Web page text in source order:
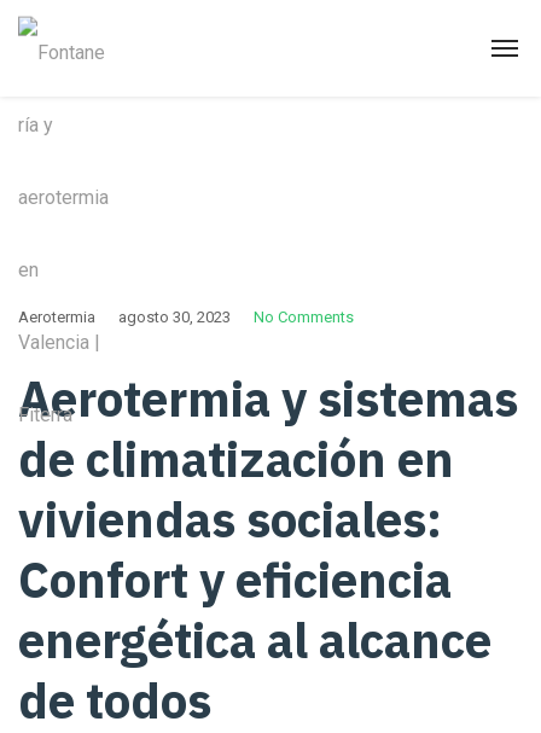
Aerotermia agosto 30, 2023 No Comments
Aerotermia y sistemas
de climatización en
viviendas sociales:
Confort y eficiencia
energética al alcance
de todos